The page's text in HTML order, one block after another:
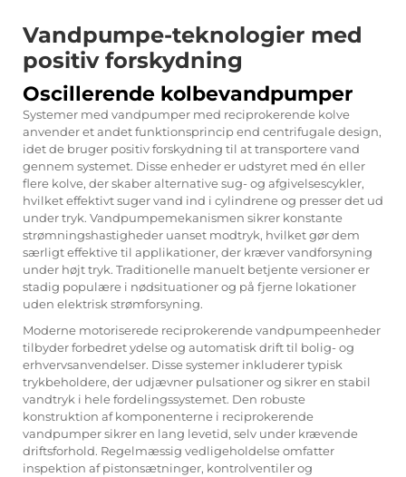
Vandpumpe-teknologier med
positiv forskydning
Oscillerende kolbevandpumper
Systemer med vandpumper med reciprokerende kolve
anvender et andet funktionsprincip end centrifugale design,
idet de bruger positiv forskydning til at transportere vand
gennem systemet. Disse enheder er udstyret med én eller
flere kolve, der skaber alternative sug- og afgivelsescykler,
hvilket effektivt suger vand ind i cylindrene og presser det ud
under tryk. Vandpumpemekanismen sikrer konstante
strømningshastigheder uanset modtryk, hvilket gør dem
særligt effektive til applikationer, der kræver vandforsyning
under højt tryk. Traditionelle manuelt betjente versioner er
stadig populære i nødsituationer og på fjerne lokationer
uden elektrisk strømforsyning.
Moderne motoriserede reciprokerende vandpumpeenheder
tilbyder forbedret ydelse og automatisk drift til bolig- og
erhvervsanvendelser. Disse systemer inkluderer typisk
trykbeholdere, der udjævner pulsationer og sikrer en stabil
vandtryk i hele fordelingssystemet. Den robuste
konstruktion af komponenterne i reciprokerende
vandpumper sikrer en lang levetid, selv under krævende
driftsforhold. Regelmæssig vedligeholdelse omfatter
inspektion af pistonsætninger, kontrolventiler og